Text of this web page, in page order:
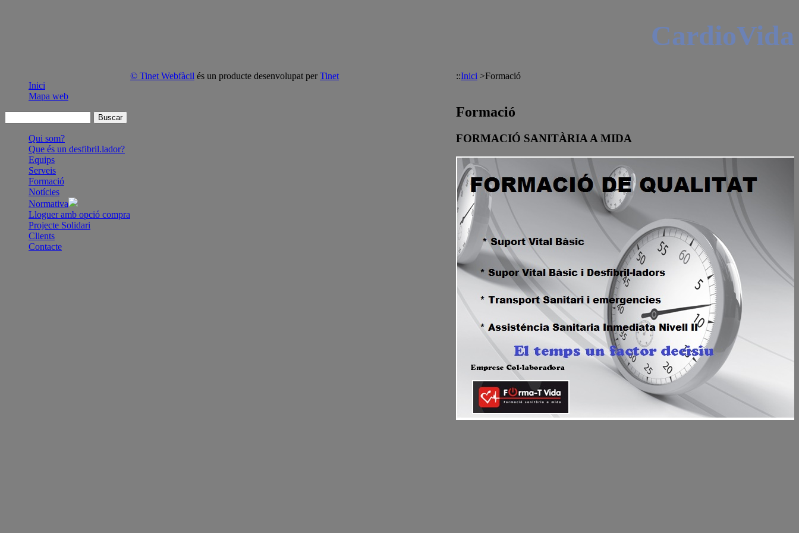
CardioVida
Inici
Mapa web
Qui som?
Que és un desfibril.lador?
Equips
Serveis
Formació
Notícies
Normativa
Lloguer amb opció compra
Projecte Solidari
Clients
Contacte
::Inici >Formació
Formació
FORMACIÓ SANITÀRIA A MIDA
© Tinet Webfàcil és un producte desenvolupat perTinet